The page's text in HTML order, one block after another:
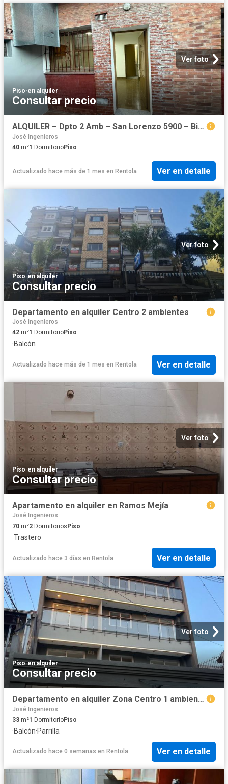
Ver foto
Piso·en alquiler
Consultar precio
ALQUILER – Dpto 2 Amb – San Lorenzo 5900 – Billinghurst
José Ingenieros
40 m²1 DormitorioPiso
Actualizado hace más de 1 mes en Rentola Ver en detalle
Ver foto
Piso·en alquiler
Consultar precio
Departamento en alquiler Centro 2 ambientes
José Ingenieros
42 m²1 DormitorioPiso
·Balcón
Actualizado hace más de 1 mes en Rentola Ver en detalle
Ver foto
Piso·en alquiler
Consultar precio
Apartamento en alquiler en Ramos Mejía
José Ingenieros
70 m²2 Dormitorios Piso
·Trastero
Actualizado hace 3 días en Rentola Ver en detalle
Ver foto
Piso·en alquiler
Consultar precio
Departamento en alquiler Zona Centro 1 ambientes
José Ingenieros
33 m²1 DormitorioPiso
·Balcón·Parrilla
Actualizado hace 0 semanas en Rentola Ver en detalle